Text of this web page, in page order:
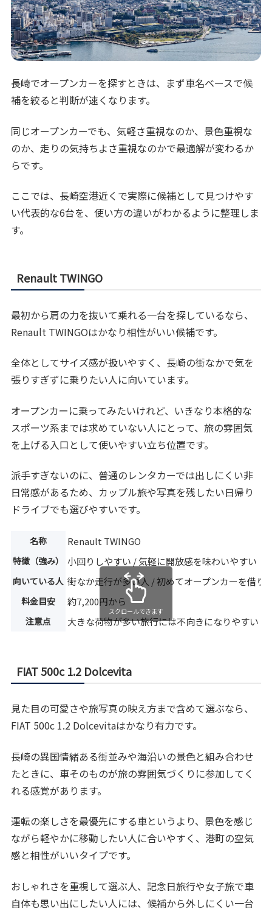
長崎でオープンカーを探すときは、まず車名ベースで候
補を絞ると判断が速くなります。
同じオープンカーでも、気軽さ重視なのか、景色重視な
のか、走りの気持ちよさ重視なのかで最適解が変わるか
らです。
ここでは、長崎空港近くで実際に候補として見つけやす
い代表的な6台を、使い方の違いがわかるように整理しま
す。
Renault TWINGO
最初から肩の力を抜いて乗れる一台を探しているなら、
Renault TWINGOはかなり相性がいい候補です。
全体としてサイズ感が扱いやすく、長崎の街なかで気を
張りすぎずに乗りたい人に向いています。
オープンカーに乗ってみたいけれど、いきなり本格的な
スポーツ系までは求めていない人にとって、旅の雰囲気
を上げる入口として使いやすい立ち位置です。
派手すぎないのに、普通のレンタカーでは出しにくい非
日常感があるため、カップル旅や写真を残したい日帰り
ドライブでも選びやすいです。
名称 Renault TWINGO
特徴（強み） 小回りしやすい / 気軽に開放感を味わいやすい
向いている人 街なか走行が多い人 / 初めてオープンカーを借り
料金目安 約7,200円から
注意点 大きな荷物が多い旅行には不向きになりやすい
スクロールできます
FIAT 500c 1.2 Dolcevita
見た目の可愛さや旅写真の映え方まで含めて選ぶなら、
FIAT 500c 1.2 Dolcevitaはかなり有力です。
長崎の異国情緒ある街並みや海沿いの景色と組み合わせ
たときに、車そのものが旅の雰囲気づくりに参加してく
れる感覚があります。
運転の楽しさを最優先にする車というより、景色を感じ
ながら軽やかに移動したい人に合いやすく、港町の空気
感と相性がいいタイプです。
おしゃれさを重視して選ぶ人、記念日旅行や女子旅で車
自体も思い出にしたい人には、候補から外しにくい一台